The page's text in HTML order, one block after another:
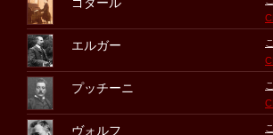
エルガー
プッチーニ
ヴォルフ